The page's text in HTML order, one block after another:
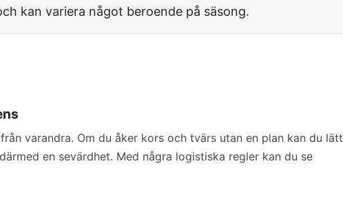
kan variera något beroende på säsong.
varandra. Om du åker kors och tvärs utan en plan kan du lätt
en sevärdhet. Med några logistiska regler kan du se